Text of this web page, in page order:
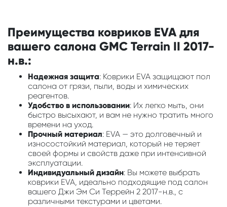
Преимущества ковриков EVA для
вашего салона GMC Terrain II 2017-
н.в.:
Надежная защита: Коврики EVA защищают пол
салона от грязи, пыли, воды и химических
реагентов.
Удобство в использовании: Их легко мыть, они
быстро высыхают, и вам не нужно тратить много
времени на уход.
Прочный материал: EVA — это долговечный и
износостойкий материал, который не теряет
своей формы и свойств даже при интенсивной
эксплуатации.
Индивидуальный дизайн: Вы можете выбрать
коврики EVA, идеально подходящие под салон
вашего Джи Эм Си Террейн 2 2017-н.в., с
различными текстурами и цветами.